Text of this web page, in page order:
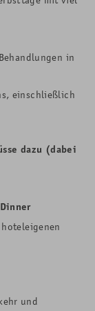
in
einschließlich
dazu (dabei
und